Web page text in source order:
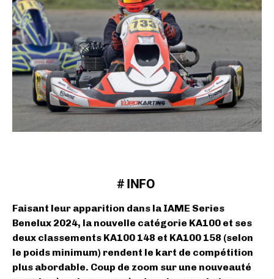
# INFO
Faisant leur apparition dans la IAME Series
Benelux 2024, la nouvelle catégorie KA100 et ses
deux classements KA100 148 et KA100 158 (selon
le poids minimum) rendent le kart de compétition
plus abordable. Coup de zoom sur une nouveauté